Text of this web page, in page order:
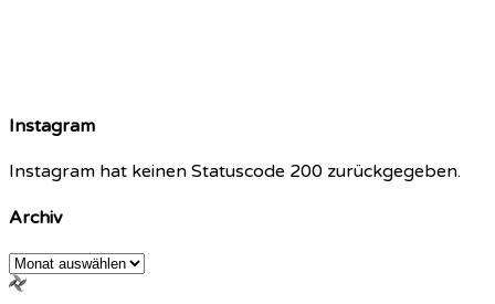
Instagram
Instagram hat keinen Statuscode 200 zurückgegeben.
Archiv
Archiv